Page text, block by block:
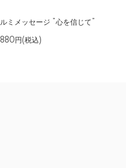
ルミメッセージ ”心を信じて”
880円(税込)